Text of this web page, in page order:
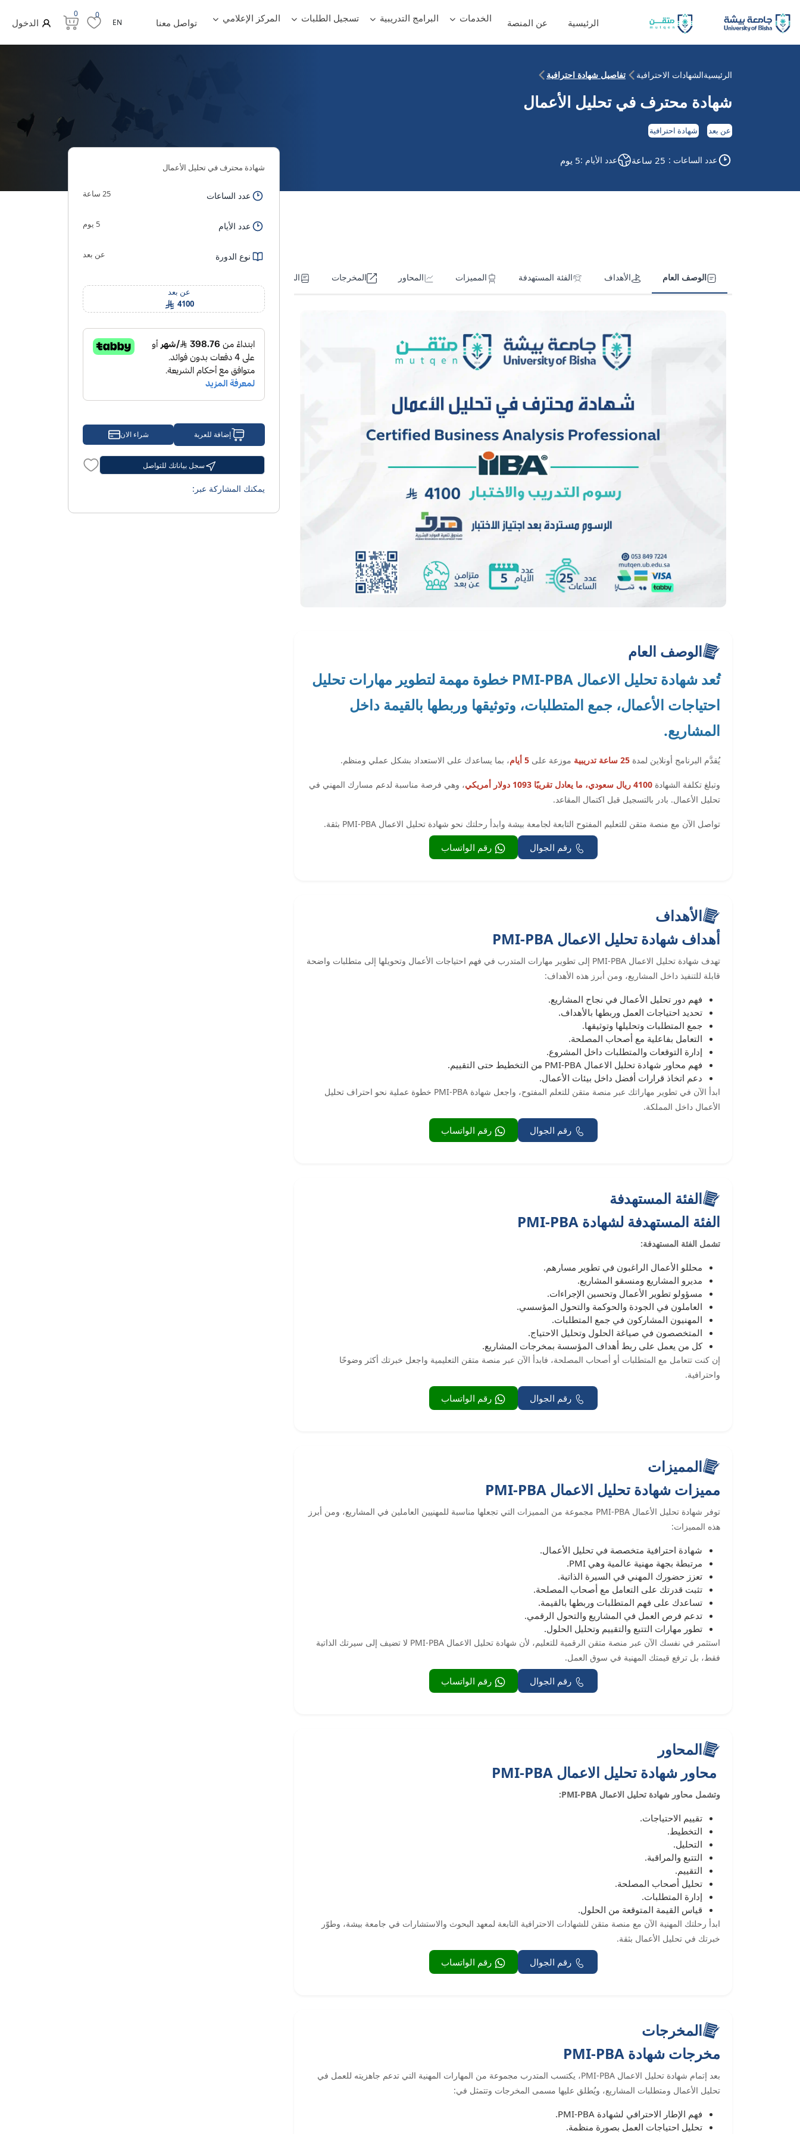
الرئيسية عن المنصة الخدمات البرامج التدريبية تسجيل الطلبات المركز الإعلامي تواصل معنا EN
0
0
الدخول
الرئيسيةالشهادات الاحترافية تفاصيل شهادة احترافية
شهادة محترف في تحليل الأعمال
عن بعد شهادة احترافية
عدد الساعات : 25 ساعة عدد الأيام :5 يوم
الوصف العام الأهداف الفئة المستهدفة المميزات المحاور المخرجات المتطلبات
الوصف العام
تُعد شهادة تحليل الاعمال PMI-PBA خطوة مهمة لتطوير مهارات تحليل
احتياجات الأعمال، جمع المتطلبات، وتوثيقها وربطها بالقيمة داخل
المشاريع.
يُقدَّم البرنامج أونلاين لمدة 25 ساعة تدريبية موزعة على 5 أيام ، بما يساعدك على الاستعداد بشكل عملي ومنظم.
وتبلغ تكلفة الشهادة 4100 ريال سعودي، ما يعادل تقريبًا 1093 دولار أمريكي
، وهي فرصة مناسبة لدعم مسارك المهني في
تحليل الأعمال. بادر بالتسجيل قبل اكتمال المقاعد.
تواصل الآن مع منصة متقن للتعليم المفتوح التابعة لجامعة بيشة وابدأ رحلتك نحو شهادة تحليل الاعمال PMI-PBA بثقة.
رقم الجوال رقم الواتساب
الأهداف
أهداف شهادة تحليل الاعمال PMI-PBA
تهدف شهادة تحليل الاعمال PMI-PBA إلى تطوير مهارات المتدرب في فهم احتياجات الأعمال وتحويلها إلى متطلبات واضحة
قابلة للتنفيذ داخل المشاريع، ومن أبرز هذه الأهداف:
فهم دور تحليل الأعمال في نجاح المشاريع.
تحديد احتياجات العمل وربطها بالأهداف.
جمع المتطلبات وتحليلها وتوثيقها.
التعامل بفاعلية مع أصحاب المصلحة.
إدارة التوقعات والمتطلبات داخل المشروع.
فهم محاور شهادة تحليل الاعمال PMI-PBA من التخطيط حتى التقييم.
دعم اتخاذ قرارات أفضل داخل بيئات الأعمال.
ابدأ الآن في تطوير مهاراتك عبر منصة متقن للتعلم المفتوح، واجعل شهادة PMI-PBA خطوة عملية نحو احتراف تحليل
الأعمال داخل المملكة.
رقم الجوال رقم الواتساب
الفئة المستهدفة
الفئة المستهدفة لشهادة PMI-PBA
تشمل الفئة المستهدفة:
محللو الأعمال الراغبون في تطوير مسارهم.
مديرو المشاريع ومنسقو المشاريع.
مسؤولو تطوير الأعمال وتحسين الإجراءات.
العاملون في الجودة والحوكمة والتحول المؤسسي.
المهنيون المشاركون في جمع المتطلبات.
المتخصصون في صياغة الحلول وتحليل الاحتياج.
كل من يعمل على ربط أهداف المؤسسة بمخرجات المشاريع.
إن كنت تتعامل مع المتطلبات أو أصحاب المصلحة، فابدأ الآن عبر منصة متقن التعليمية واجعل خبرتك أكثر وضوحًا
واحترافية.
رقم الجوال رقم الواتساب
المميزات
مميزات شهادة تحليل الاعمال PMI-PBA
توفر شهادة تحليل الأعمال PMI-PBA مجموعة من المميزات التي تجعلها مناسبة للمهنيين العاملين في المشاريع، ومن أبرز
هذه المميزات:
شهادة احترافية متخصصة في تحليل الأعمال.
مرتبطة بجهة مهنية عالمية وهي PMI.
تعزز حضورك المهني في السيرة الذاتية.
تثبت قدرتك على التعامل مع أصحاب المصلحة.
تساعدك على فهم المتطلبات وربطها بالقيمة.
تدعم فرص العمل في المشاريع والتحول الرقمي.
تطور مهارات التتبع والتقييم وتحليل الحلول.
استثمر في نفسك الآن عبر منصة متقن الرقمية للتعليم، لأن شهادة تحليل الاعمال PMI-PBA لا تضيف إلى سيرتك الذاتية
فقط، بل ترفع قيمتك المهنية في سوق العمل.
رقم الجوال رقم الواتساب
المحاور
محاور شهادة تحليل الاعمال PMI-PBA
وتشمل محاور شهادة تحليل الاعمال PMI-PBA:
تقييم الاحتياجات.
التخطيط.
التحليل.
التتبع والمراقبة.
التقييم.
تحليل أصحاب المصلحة.
إدارة المتطلبات.
قياس القيمة المتوقعة من الحلول.
ابدأ رحلتك المهنية الآن مع منصة متقن للشهادات الاحترافية التابعة لمعهد البحوث والاستشارات في جامعة بيشة، وطوّر
خبرتك في تحليل الأعمال بثقة.
رقم الجوال رقم الواتساب
المخرجات
مخرجات شهادة PMI-PBA
بعد إتمام شهادة تحليل الاعمال PMI-PBA، يكتسب المتدرب مجموعة من المهارات المهنية التي تدعم جاهزيته للعمل في
تحليل الأعمال ومتطلبات المشاريع، ويُطلق عليها مسمى المخرجات وتتمثل في:
فهم الإطار الاحترافي لشهادة PMI-PBA.
تحليل احتياجات العمل بصورة منظمة.
شهادة محترف في تحليل الأعمال
عدد الساعات 25 ساعة
عدد الأيام 5 يوم
نوع الدورة عن بعد
عن بعد
4100
إضافة للعربة شراء الان
سجل بياناتك للتواصل
يمكنك المشاركة عبر: